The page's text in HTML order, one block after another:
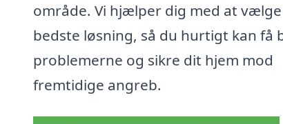
område. Vi hjælper dig med at
bedste løsning, så du hurtigt kan få
problemerne og sikre dit hjem mod
fremtidige angreb.